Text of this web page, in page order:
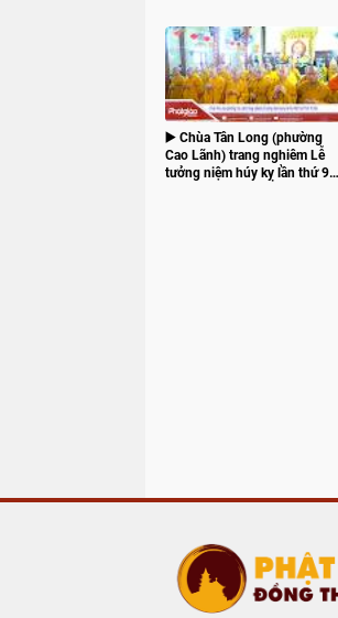
▶️ Chùa Tân Long (phường
Cao Lãnh) trang nghiêm Lễ
tưởng niệm húy kỵ lần thứ 98